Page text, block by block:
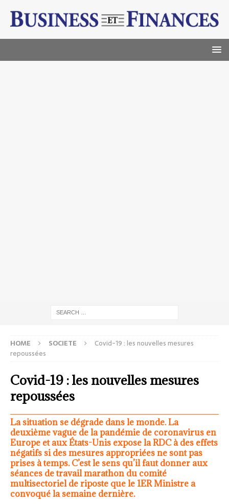
HOME SOCIETE
Covid-19 : les nouvelles mesures
repoussées
Covid-19 : les nouvelles mesures
repoussées
La situation se dégrade dans le monde. La
deuxième vague de la pandémie de coronavirus en
Europe et aux États-Unis expose la RDC à des effets
négatifs si des mesures appropriées ne sont pas
prises à temps. C’est le sens qu’il faut donner aux
séances de travail marathon du comité
multisectoriel de riposte que le 1ER Ministre a
convoqué la semaine dernière.